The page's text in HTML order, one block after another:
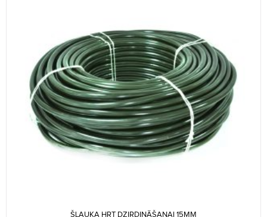
ŠĻAUKA HRT DZIRDINĀŠANAI 15MM